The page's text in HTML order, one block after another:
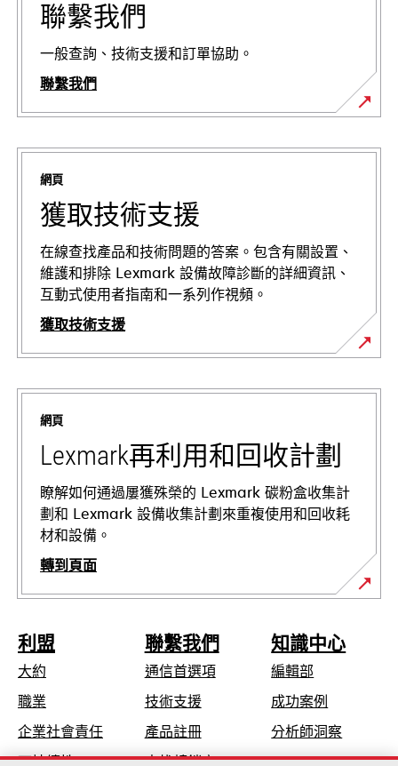
聯繫我們
一般查詢、技術支援和訂單協助。
聯繫我們
網頁
獲取技術支援
在線查找產品和技術問題的答案。包含有關設置、
維護和排除 Lexmark 設備故障診斷的詳細資訊、
互動式使用者指南和一系列作視頻。
獲取技術支援
在
新
網頁
Lexmark再利用和回收計劃
瞭解如何通過屢獲殊榮的 Lexmark 碳粉盒收集計
劃和 Lexmark 設備收集計劃來重複使用和回收耗
材和設備。
轉到頁面
利盟
大約
職業
企業社會責任在
新
可持續性
聯繫我們
通信首選項
技術支援在
標
產品註冊
查找轉銷商
知識中心
編輯部
成功案例
分析師洞察